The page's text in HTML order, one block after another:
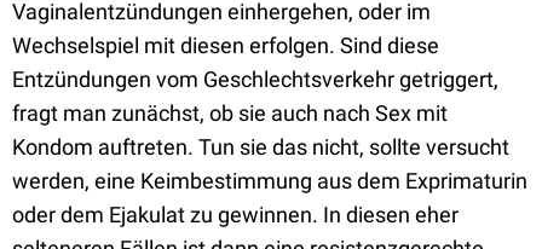
Vaginalentzündungen einhergehen, oder im
Wechselspiel mit diesen erfolgen. Sind diese
Entzündungen vom Geschlechtsverkehr getriggert,
fragt man zunächst, ob sie auch nach Sex mit
Kondom auftreten. Tun sie das nicht, sollte versucht
werden, eine Keimbestimmung aus dem Exprimaturin
oder dem Ejakulat zu gewinnen. In diesen eher